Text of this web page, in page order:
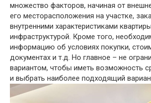
множество факторов, начиная от
его месторасположения на участке,
внутренними характеристиками
инфраструктурой. Кроме того,
информацию об условиях покупки,
документах и т.д. Но главное – не
вариантом, чтобы иметь возможность
и выбрать наиболее подходящий